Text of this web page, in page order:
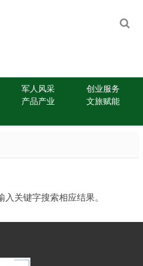
军人风采
创业服务
产品产业
文旅赋能
关键字搜索相应结果。